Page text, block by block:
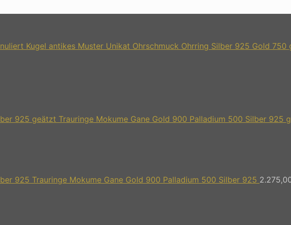
Unikat Ohrschmuck Ohrring Silber 925 Gold 750
Trauringe Mokume Gane Gold 900 Palladium 500 Silber 925
Trauringe Mokume Gane Gold 900 Palladium 500 Silber 925